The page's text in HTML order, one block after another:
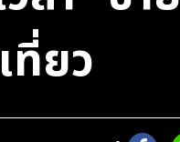
ที่ยว